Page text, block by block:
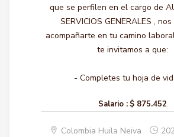
que se perfilen en el cargo de
SERVICIOS GENERALES ,
acompañarte en tu camino
te invitamos a que:
- Completes tu hoja de
Salario : $ 875.452
Colombia Huila Neiva